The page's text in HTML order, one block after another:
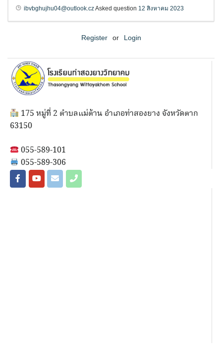
ibvbghujhu04@outlook.czAsked question 12 สิงหาคม 2023
Register or Login
175 หมู่ที่ 2 ตำบลแม่ต้าน อำเภอท่าสองยาง จังหวัดตาก
63150
055-589-101
055-589-306